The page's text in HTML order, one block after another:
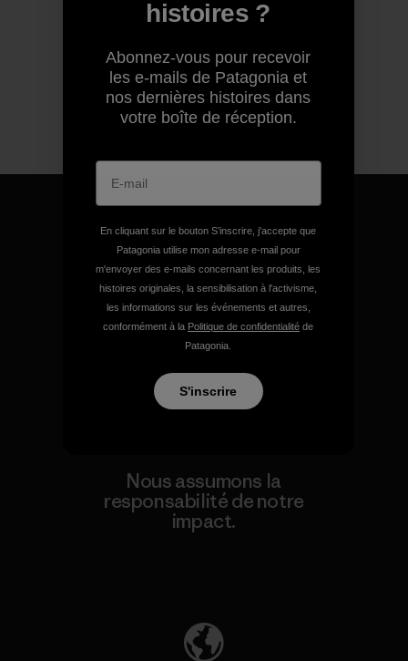
Nous garantissons tous les
produits que nous
fabriquons.
Voir la Garantie Ironclad
Nous assumons la
responsabilité de notre
impact.
histoires ?
Abonnez-vous pour recevoir
les e-mails de Patagonia et
nos dernières histoires dans
votre boîte de réception.
En cliquant sur le bouton S’inscrire, j'accepte que
Patagonia utilise mon adresse e-mail pour
m'envoyer des e-mails concernant les produits, les
histoires originales, la sensibilisation à l'activisme,
les informations sur les événements et autres,
conformément à la Politique de confidentialité de
Patagonia.
S'inscrire